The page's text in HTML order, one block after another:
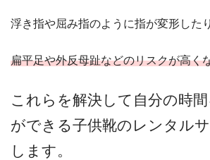
浮き指や屈み指のように指が変形したり
扁平足や外反母趾などのリスクが高く
これらを解決し て 自分の時
ができる子供靴のレンタル
します。